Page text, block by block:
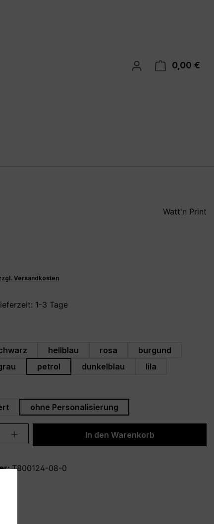
0,00 €
Watt'n Print
Versandkosten
1-3 Tage
hellblau rosa
burgund
petrol dunkelblau lila
ohne Personalisierung
Gib den gewünschten Wert
In den Warenkorb
T800124-08-0